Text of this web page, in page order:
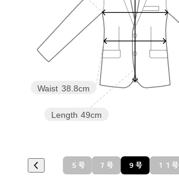
Length 49cm
Waist 38.8cm
５号 ７号 ９号 １１号